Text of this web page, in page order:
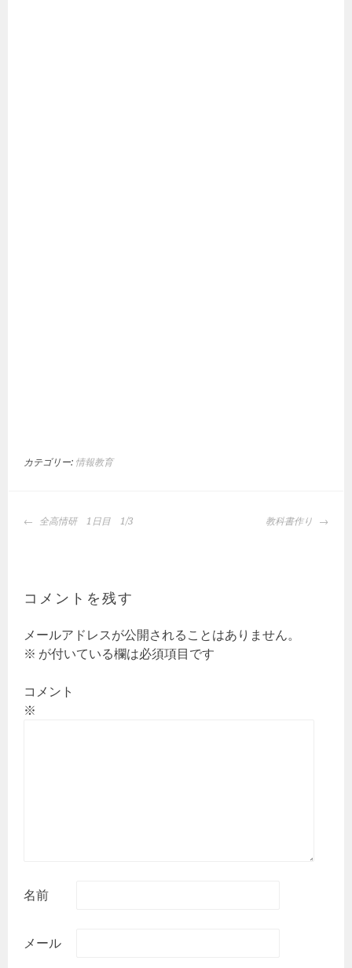
カテゴリー: 情報教育
投
ゲ
ー
シ
ョ
ン
全高情研 1日目 1/3 教科書作り
コメントを残す
メールアドレスが公開されることはありません。
※ が付いている欄は必須項目です
コメント
※
名前
メール